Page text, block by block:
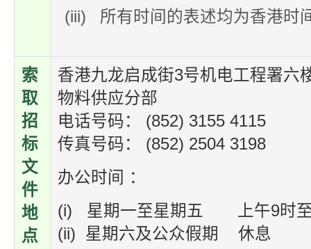
(iii) 所有时间的表述均为香港时
索
取
招
标
文
件
地
点
香港九龙启成街3号机电工程署六
物料供应分部
电话号码： (852) 3155 4115
传真号码： (852) 2504 3198
办公时间 ：
(i) 星期一至星期五
上午9时
(ii) 星期六及公众假期 休息